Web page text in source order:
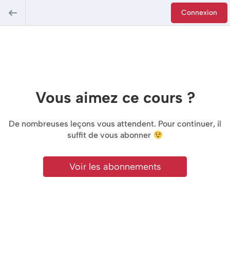
Connexion
Vous aimez ce cours ?
De nombreuses leçons vous attendent. Pour continuer, il
suffit de vous abonner
Voir les abonnements